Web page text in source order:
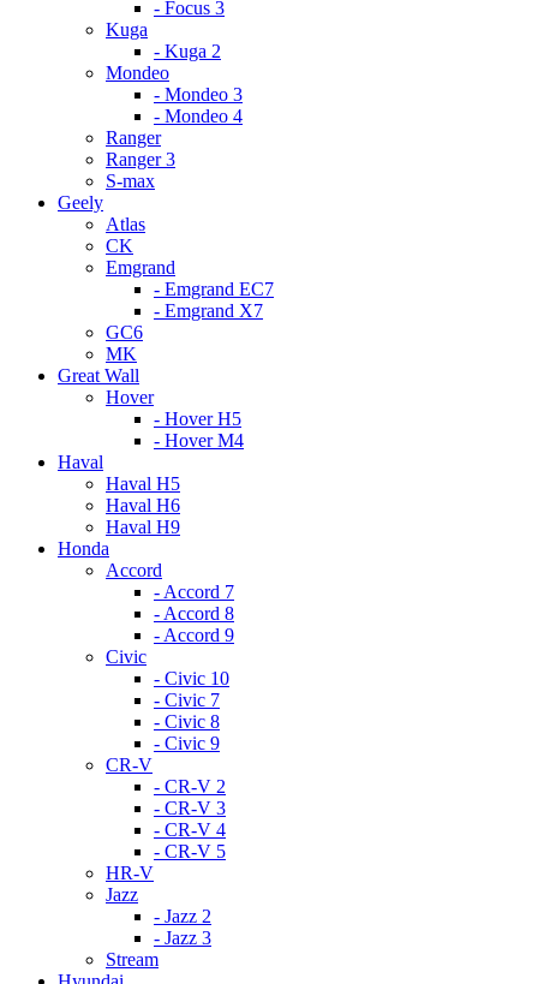
- Focus 3
Kuga
- Kuga 2
Mondeo
- Mondeo 3
- Mondeo 4
Ranger
Ranger 3
S-max
Geely
Atlas
CK
Emgrand
- Emgrand EC7
- Emgrand X7
GC6
MK
Great Wall
Hover
- Hover H5
- Hover M4
Haval
Haval H5
Haval H6
Haval H9
Honda
Accord
- Accord 7
- Accord 8
- Accord 9
Civic
- Civic 10
- Civic 7
- Civic 8
- Civic 9
CR-V
- CR-V 2
- CR-V 3
- CR-V 4
- CR-V 5
HR-V
Jazz
- Jazz 2
- Jazz 3
Stream